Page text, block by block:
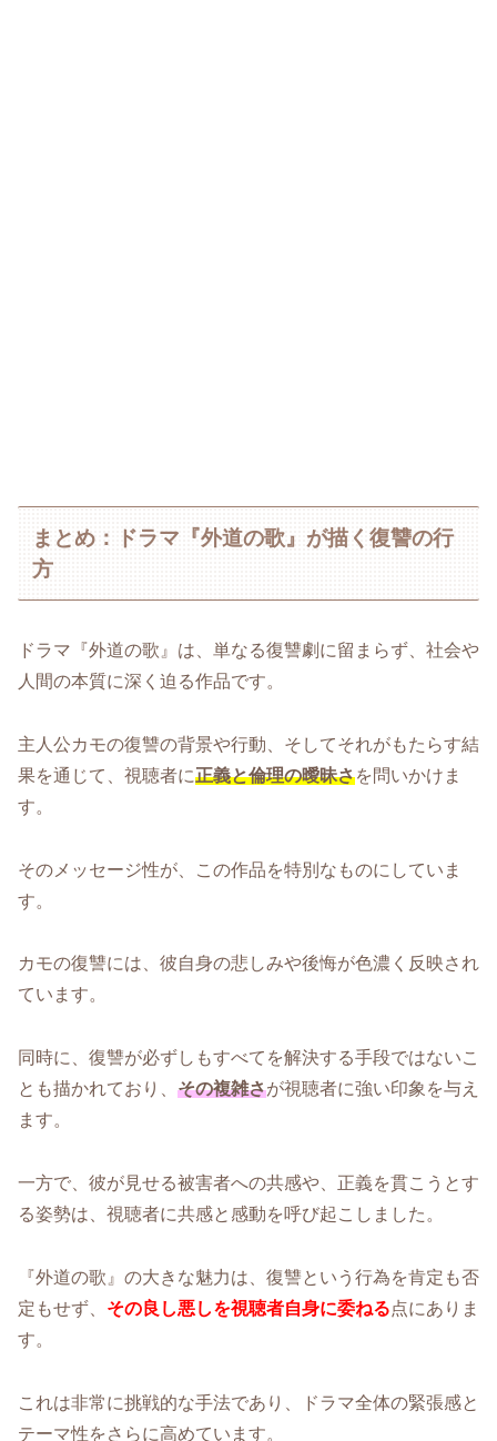
まとめ：ドラマ『外道の歌』が描く復讐の行
方
ドラマ『外道の歌』は、単なる復讐劇に留まらず、社会や
人間の本質に深く迫る作品です。
主人公カモの復讐の背景や行動、そしてそれがもたらす結
果を通じて、視聴者に正義と倫理の曖昧さを問いかけま
す。
そのメッセージ性が、この作品を特別なものにしていま
す。
カモの復讐には、彼自身の悲しみや後悔が色濃く反映され
ています。
同時に、復讐が必ずしもすべてを解決する手段ではないこ
とも描かれており、 その複雑さが視聴者に強い印象を与え
ます。
一方で、彼が見せる被害者への共感や、正義を貫こうとす
る姿勢は、視聴者に共感と感動を呼び起こしました。
『外道の歌』の大きな魅力は、復讐という行為を肯定も否
定もせず、 その良し悪しを視聴者自身に委ねる点にありま
す。
これは非常に挑戦的な手法であり、ドラマ全体の緊張感と
テーマ性をさらに高めています。